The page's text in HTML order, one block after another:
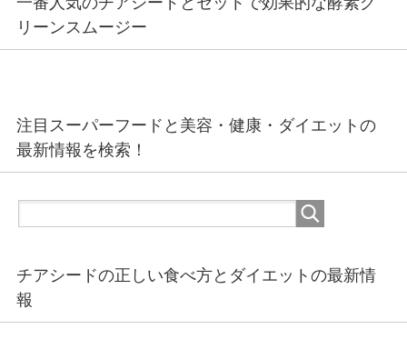
リーンスムージー
注目スーパーフードと美容・健康・ダイエットの
最新情報を検索！
チアシードの正しい食べ方とダイエットの最新情
報